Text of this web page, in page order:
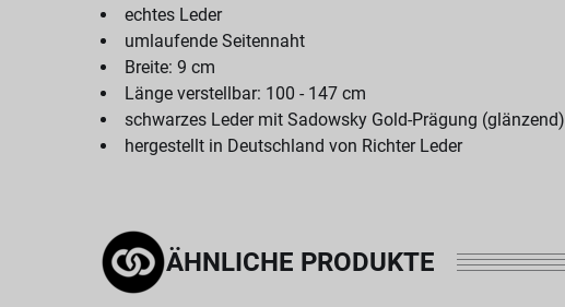
echtes Leder
umlaufende Seitennaht
Breite: 9 cm
Länge verstellbar: 100 - 147 cm
schwarzes Leder mit Sadowsky Gold-Prägung (glänzend)
hergestellt in Deutschland von Richter Leder
ÄHNLICHE PRODUKTE